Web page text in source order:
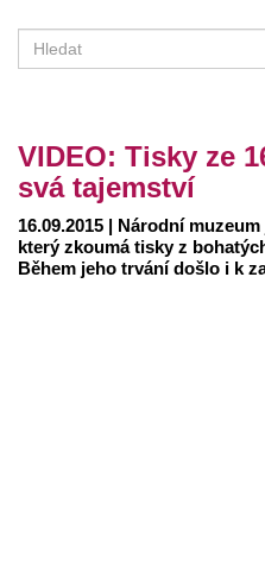
VIDEO: Tisky ze
svá tajemství
16.09.2015 | Národní
který zkoumá tisky z
Během jeho trvání došlo i k